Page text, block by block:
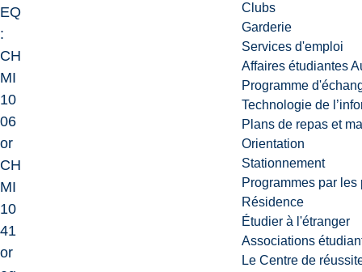
Clubs
Garderie
Services d'emploi
Affaires étudiantes
Programme
Technologie de
Plans de repas et
Orientation
Stationnement
Programmes par les
Résidence
Étudier à l'étranger
Associations
Le Centre de
EQ
:
CH
MI
10
06
or
CH
MI
10
41
or